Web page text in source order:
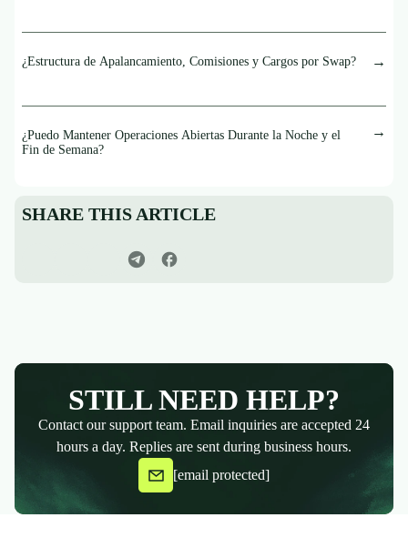
¿Estructura de Apalancamiento, Comisiones y Cargos por Swap?
¿Puedo Mantener Operaciones Abiertas Durante la Noche y el
Fin de Semana?
SHARE THIS ARTICLE
STILL NEED HELP?
Contact our support team. Email inquiries are accepted 24
hours a day. Replies are sent during business hours.
[email protected]